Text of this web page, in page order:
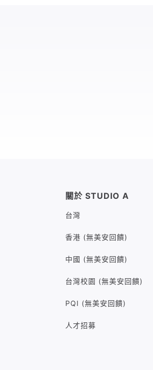
關於 STUDIO A
台灣
香港 (無美安回饋)
中國 (無美安回饋)
台灣校園 (無美安回饋)
PQI (無美安回饋)
人才招募